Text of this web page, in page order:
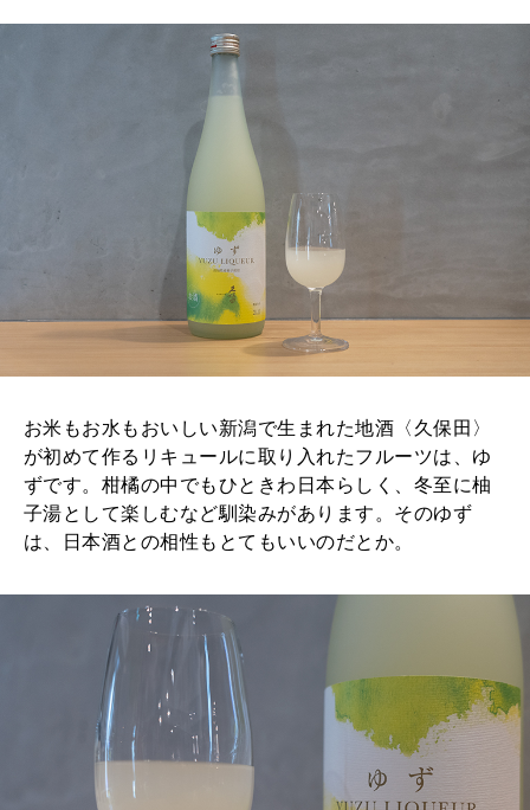
2026年3月号「スイーツ予想図 2026」
2026年2月号「良運を掴む 新・開運術。」
2026年1月号「猫がいれば、幸せ」
2025年12月号「お酒の新常識。」
お米もお水もおいしい新潟で生まれた地酒〈久保田〉
が初めて作るリキュールに取り入れたフルーツは、ゆ
ずです。柑橘の中でもひときわ日本らしく、冬至に柚
子湯として楽しむなど馴染みがあります。そのゆず
は、日本酒との相性もとてもいいのだとか。